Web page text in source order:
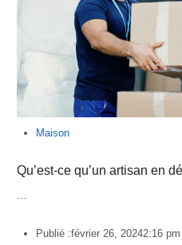
Maison
Qu’est-ce qu’un artisan en
…
Publié :février 26, 20242:16 pm